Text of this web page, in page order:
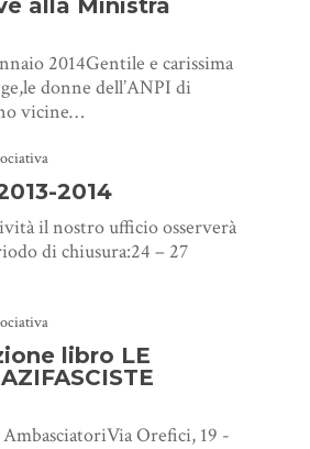
2014Gentile e carissima
donne dell’ANPI di
vicine…
2014
il nostro ufficio osserverà
di chiusura:24 – 27
libro LE
Orefici, 19 -